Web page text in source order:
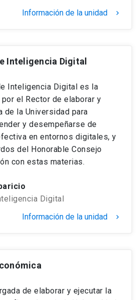
Información de la unidad
keyboard_arrow_right
Inteligencia Digital
Inteligencia Digital es la
el Rector de elaborar y
de la Universidad para
y desempeñarse de
en entornos digitales, y
del Honorable Consejo
con estas materias.
Digital
Información de la unidad
keyboard_arrow_right
de elaborar y ejecutar la